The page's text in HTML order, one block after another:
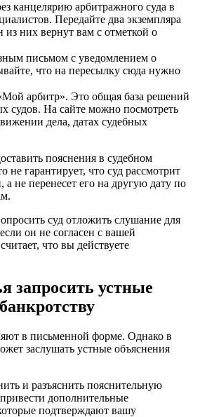
канцелярию арбитражного суда в
Передайте два экземпляра
них вернут вам с отметкой о
письмом с уведомлением о
что на пересылку сюда нужно
арбитр». Это общая база решений
судов. На сайте можно посмотреть
дела, датах судебных
пояснения в судебном
не гарантирует, что суд рассмотрит
а не перенесет его на другую дату по
суд отложить слушание для
он не согласен с вашей
что вы действуете
запросить устные
в письменной форме. Однако в
заслушать устные объяснения
и разъяснить пояснительную
дополнительные
подтверждают вашу